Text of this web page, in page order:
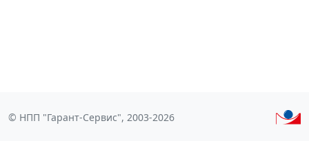
© НПП "Гарант-Сервис", 2003-2026